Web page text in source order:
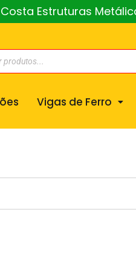
Estruturas
Vigas de Ferro